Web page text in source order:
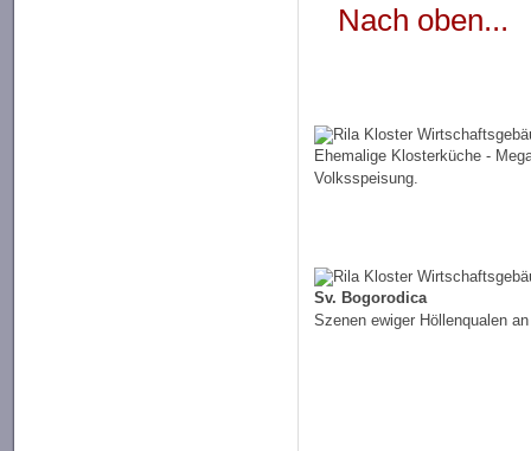
Nach oben...
Ehemalige Klosterküche -
Volksspeisung.
Sv. Bogorodica
Szenen ewiger Höllenqualen